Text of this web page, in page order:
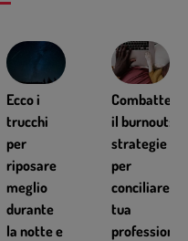
Ecco i
trucchi
per
riposare
meglio
durante
la notte e
Combattere
il burnout:
strategie
per
conciliare la
tua
professione